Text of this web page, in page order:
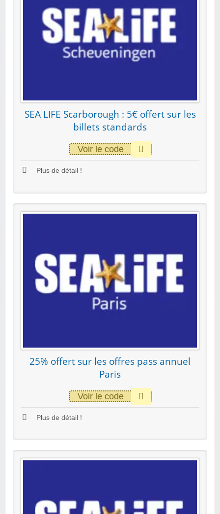
SEA LIFE Scarborough : 5€ offert sur les
billets standards
Voir le code
Plus de détail !
25% offert sur les offres pass annuel
Paris
Voir le code
Plus de détail !